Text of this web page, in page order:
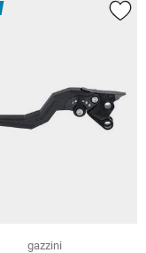
gazzini